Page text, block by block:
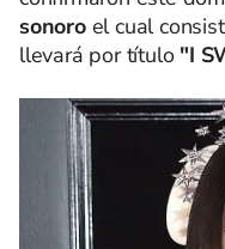
sonoro el cual
llevará por título "I